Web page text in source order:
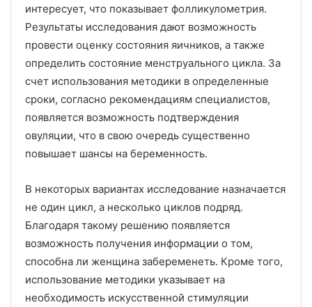
интересует, что показывает фолликулометрия.
Результаты исследования дают возможность
провести оценку состояния яичников, а также
определить состояние менструального цикла. За
счет использования методики в определенные
сроки, согласно рекомендациям специалистов,
появляется возможность подтверждения
овуляции, что в свою очередь существенно
повышает шансы на беременность.
В некоторых вариантах исследование назначается
не один цикл, а несколько циклов подряд.
Благодаря такому решению появляется
возможность получения информации о том,
способна ли женщина забеременеть. Кроме того,
использование методики указывает на
необходимость искусственной стимуляции